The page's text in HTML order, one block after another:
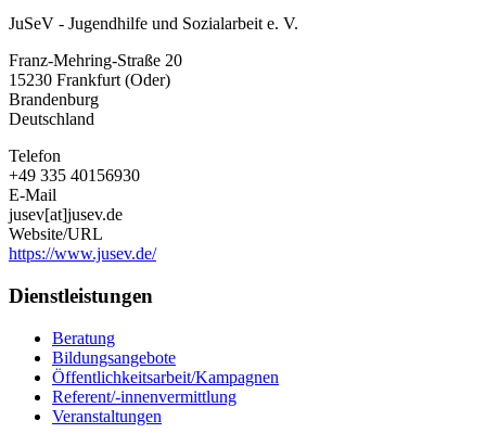
-
und
Sozialarbeit
JuSeV - Jugendhilfe und Sozialarbeit e. V.
Franz-Mehring-Straße 20
15230 Frankfurt (Oder)
Brandenburg
Deutschland
Telefon
+49 335 40156930
E-Mail
jusev[at]jusev.de
Website/URL
https://www.jusev.de/
Dienstleistungen
Beratung
Bildungsangebote
Öffentlichkeitsarbeit/Kampagnen
Referent/-innenvermittlung
Veranstaltungen